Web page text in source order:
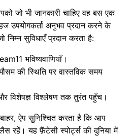
जो भी जानकारी चाहिए वह बस एक
उपयोगकर्ता अनुभव प्रदान करने के
निम्न सुविधाएँ प्रदान करता है:
भविष्यवाणियाँ।
की स्थिति पर वास्तविक समय
विशेषज्ञ विश्लेषण तक तुरंत पहुँच।
ऐप सुनिश्चित करता है कि आप
रहें। यह फ़ैंटेसी स्पोर्ट्स की दुनिया में